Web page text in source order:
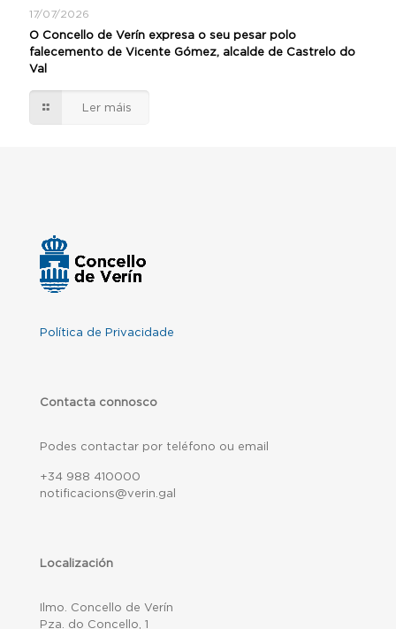
17/07/2026
O Concello de Verín expresa o seu pesar polo
falecemento de Vicente Gómez, alcalde de Castrelo do
Val
Ler máis
Política de Privacidade
Contacta connosco
Podes contactar por teléfono ou email
+34 988 410000
notificacions@verin.gal
Localización
Ilmo. Concello de Verín
Pza. do Concello, 1